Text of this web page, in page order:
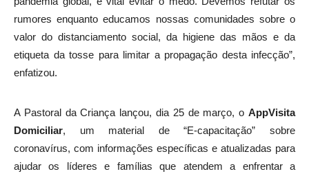
rumores enquanto educamos nossas comunidades sobre o
valor do distanciamento social, da higiene das mãos e da
etiqueta da tosse para limitar a propagação desta infecção”,
enfatizou.
A Pastoral da Criança lançou, dia 25 de março, o AppVisita
Domiciliar, um material de “E-capacitação” sobre
coronavírus, com informações específicas e atualizadas para
ajudar os líderes e famílias que atendem a enfrentar a